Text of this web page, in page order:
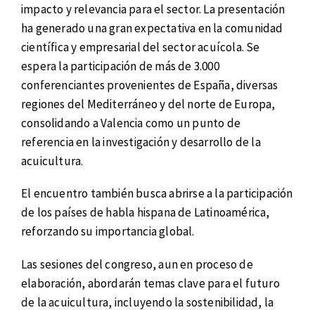
impacto y relevancia para el sector. La presentación
ha generado una gran expectativa en la comunidad
científica y empresarial del sector acuícola. Se
espera la participación de más de 3.000
conferenciantes provenientes de España, diversas
regiones del Mediterráneo y del norte de Europa,
consolidando a Valencia como un punto de
referencia en la investigación y desarrollo de la
acuicultura.
El encuentro también busca abrirse a la participación
de los países de habla hispana de Latinoamérica,
reforzando su importancia global.
Las sesiones del congreso, aun en proceso de
elaboración, abordarán temas clave para el futuro
de la acuicultura, incluyendo la sostenibilidad, la